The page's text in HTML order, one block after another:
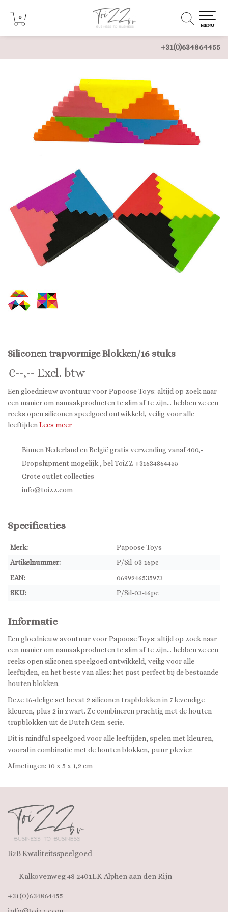
+31(0)634864455
0
0
MENU
Siliconen trapvormige Blokken/16 stuks
€--,-- Excl. btw
Een gloednieuw avontuur voor Papoose Toys: altijd op zoek naar
een manier om namaakproducten te slim af te zijn... hebben ze een
reeks open siliconen speelgoed ontwikkeld, veilig voor alle
leeftijden Lees meer
Binnen Nederland en België gratis verzending vanaf 400,-
Dropshipment mogelijk , bel ToiZZ +31634864455
Grote outlet collecties
info@toizz.com
Specificaties
Merk:
Papoose Toys
Artikelnummer:
P/Sil-03-16pc
EAN:
0699246535973
SKU:
P/Sil-03-16pc
Informatie
Een gloednieuw avontuur voor Papoose Toys: altijd op zoek naar
een manier om namaakproducten te slim af te zijn... hebben ze een
reeks open siliconen speelgoed ontwikkeld, veilig voor alle
leeftijden, en het beste van alles: het past perfect bij de bestaande
houten blokken.
Deze 16-delige set bevat 2 siliconen trapblokken in 7 levendige
kleuren, plus 2 in zwart. Ze combineren prachtig met de houten
trapblokken uit de Dutch Gem-serie.
Dit is mindful speelgoed voor alle leeftijden, spelen met kleuren,
vooral in combinatie met de houten blokken, puur plezier.
Afmetingen: 10 x 5 x 1,2 cm
B2B Kwaliteitsspeelgoed
Kalkovenweg 48 2401LK Alphen aan den Rijn
+31(0)634864455